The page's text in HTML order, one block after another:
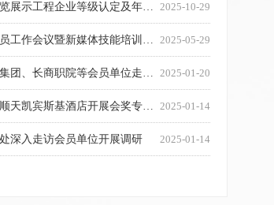
2025-10-29
省展协召开2025年度展览展示工程企业等级认定及年审会议
2025-05-29
省展协信息、宣传联络员工作会议暨新媒体技能培训（第1期）在长沙成功举办
2025-01-20
省展协领导赴鲁班会展集团、长商职院等会员单位走访调研
2025-01-14
1月9日，省展协赴长沙顺天凯宾斯基酒店开展会奖专题工作调研
2025-01-14
深入走访会员单位开展调研